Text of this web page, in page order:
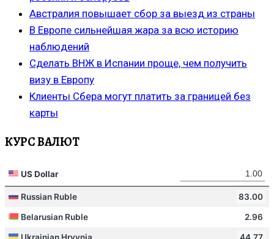
Австралия повышает сбор за выезд из страны
В Европе сильнейшая жара за всю историю
наблюдений
Сделать ВНЖ в Испании проще, чем получить
визу в Европу
Клиенты Сбера могут платить за границей без
карты
КУРС ВАЛЮТ